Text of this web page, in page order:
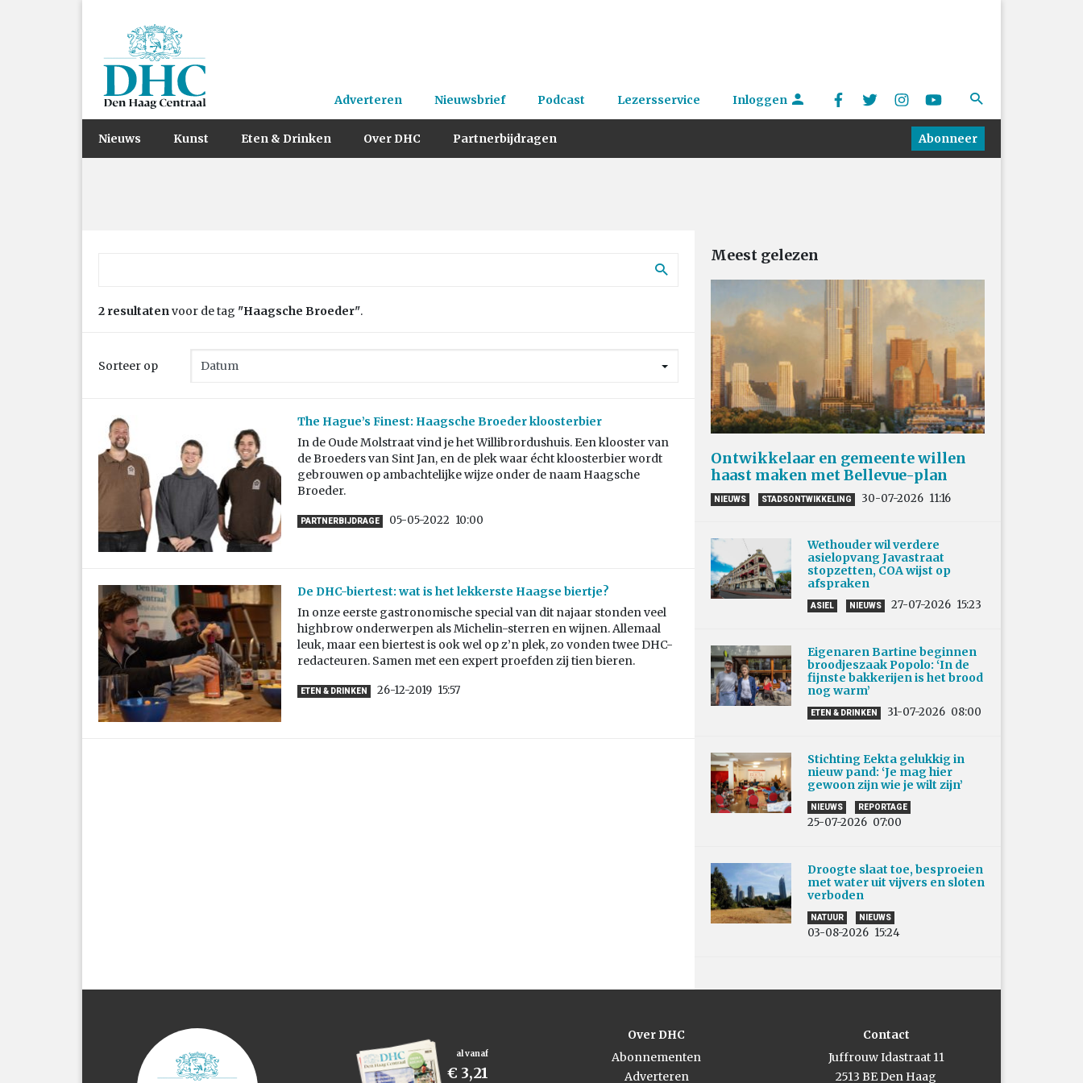
Adverteren Nieuwsbrief Podcast Lezersservice Inloggen
Nieuws Kunst Eten & Drinken Over DHC Partnerbijdragen Abonneer
2 resultatenvoor de tag "Haagsche Broeder".
Sorteer op
The Hague’s Finest: Haagsche Broeder kloosterbier
In de Oude Molstraat vind je het Willibrordushuis. Een klooster van
de Broeders van Sint Jan, en de plek waar écht kloosterbier wordt
gebrouwen op ambachtelijke wijze onder de naam Haagsche
Broeder.
PARTNERBIJDRAGE 05-05-2022 10:00
De DHC-biertest: wat is het lekkerste Haagse biertje?
In onze eerste gastronomische special van dit najaar stonden veel
highbrow onderwerpen als Michelin-sterren en wijnen. Allemaal
leuk, maar een biertest is ook wel op z’n plek, zo vonden twee DHC-
redacteuren. Samen met een expert proefden zij tien bieren.
ETEN & DRINKEN 26-12-2019 15:57
Meest gelezen
Ontwikkelaar en gemeente willen
haast maken met Bellevue-plan
NIEUWS STADSONTWIKKELING 30-07-2026 11:16
Wethouder wil verdere
asielopvang Javastraat
stopzetten, COA wijst op
afspraken
ASIEL NIEUWS 27-07-2026 15:23
Eigenaren Bartine beginnen
broodjeszaak Popolo: ‘In de
fijnste bakkerijen is het brood
nog warm’
ETEN & DRINKEN 31-07-2026 08:00
Stichting Eekta gelukkig in
nieuw pand: ‘Je mag hier
gewoon zijn wie je wilt zijn’
NIEUWS REPORTAGE
25-07-2026 07:00
Droogte slaat toe, besproeien
met water uit vijvers en sloten
verboden
NATUUR NIEUWS
03-08-2026 15:24
al vanaf
€ 3,21
Over DHC
Abonnementen
Adverteren
Contact
Juffrouw Idastraat 11
2513 BE Den Haag